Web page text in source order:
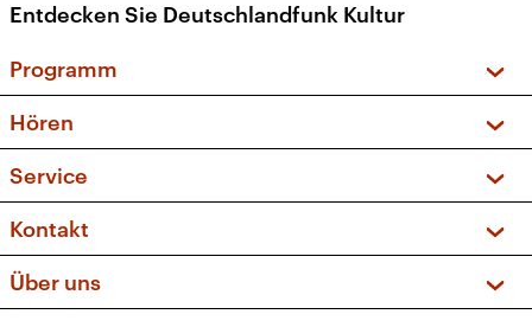
Entdecken Sie Deutschlandfunk Kultur
Programm
Sendungen und Podcasts
Musikliste
Kakadu – Das Kinderprogramm
Hören
Frequenzen (UKW + DAB+)
Service
FAQ
Apps
Newsletter
Kontakt
Social Media
Über uns